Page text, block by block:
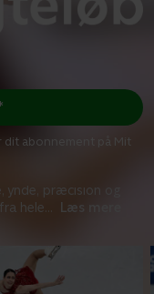
ynde, præcision og
hele
Læs mere
dit abonnement på Mit